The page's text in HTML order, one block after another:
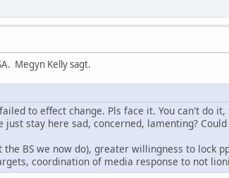
Megyn Kelly sagt.
to effect change. Pls face it. You can't do
stay here sad, concerned, lamenting? Could
BS we now do), greater willingness to lock
coordination of media response to not